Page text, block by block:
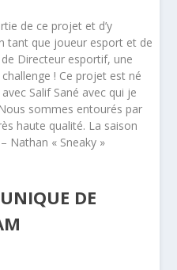
de ce projet et d’y
tant que joueur esport et de
Directeur esportif, une
! Ce projet est né
Salif Sané avec qui je
sommes entourés par
haute qualité. La saison
Nathan « Sneaky »
DE